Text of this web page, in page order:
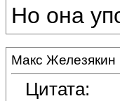
Но она
Макс Железякин
Цитата: